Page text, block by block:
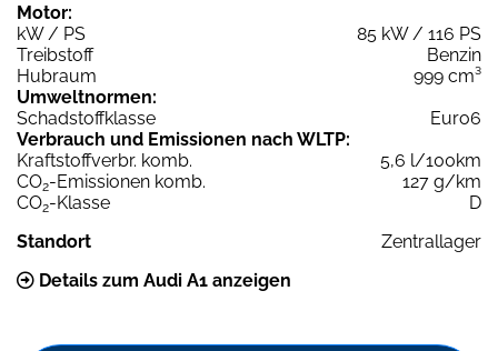
Motor:
kW / PS
85 kW / 116 PS
Treibstoff
Benzin
Hubraum
999 cm³
Umweltnormen:
Schadstoffklasse
Euro6
Verbrauch und Emissionen nach WLTP:
Kraftstoffverbr. komb.
5,6 l/100km
CO2-Emissionen komb.
127 g/km
CO2-Klasse
D
Standort
Zentrallager
Details zum Audi A1 anzeigen